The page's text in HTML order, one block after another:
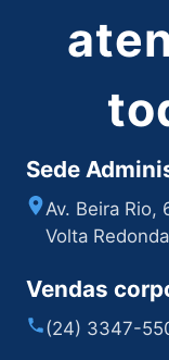
Sede
Av. Beira Rio,
Volta
Vendas
(24) 3347-